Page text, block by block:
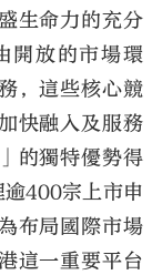
生命力的充分
開放的市場環
，這些核心競
快融入及服務
的獨特優勢得
逾400宗上市申
布局國際市場
這一重要平台